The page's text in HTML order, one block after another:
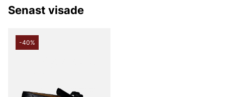
tidlöst och modernt. Produkterna är oftast enfärgade
men de samarbetar också med de bästa
leverantörerna i branschen som de utvecklar unika
utbudet för män. Idag kan du hitta både Tiger of
Senast visade
-40%